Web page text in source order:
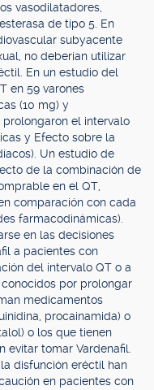
vasodilatadores,
de tipo 5. En
subyacente
no deberían utilizar
En un estudio del
en 59 varones
(10 mg) y
el intervalo
y Efecto sobre la
Un estudio de
de la combinación de
en el QT,
comparación con cada
farmacodinámicas).
en las decisiones
a pacientes con
del intervalo QT o a
por prolongar
medicamentos
procainamida) o
o los que tienen
evitar tomar Vardenafil.
disfunción eréctil han
en pacientes con